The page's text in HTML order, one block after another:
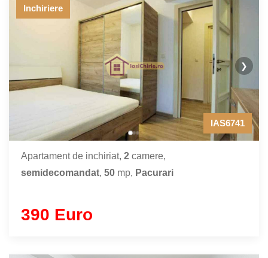
❯
Inchiriere
IAS6741
Apartament de inchiriat, 2 camere,
semidecomandat, 50 mp, Pacurari
390 Euro